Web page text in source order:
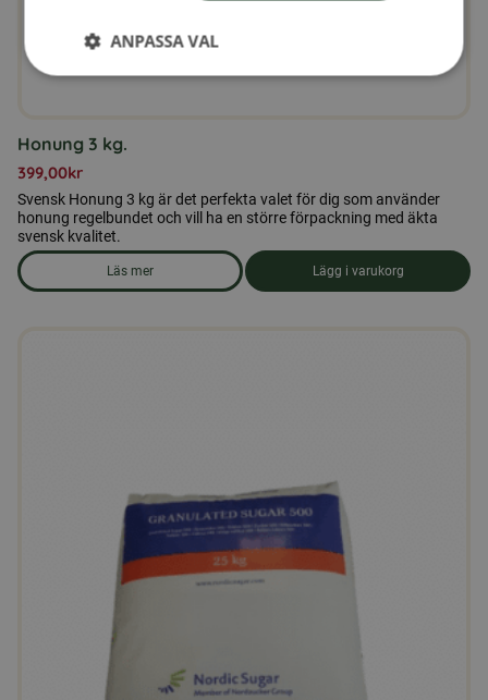
Honung 3 kg.
399,00kr
Svensk Honung 3 kg är det perfekta valet för dig som använder
honung regelbundet och vill ha en större förpackning med äkta
svensk kvalitet.
Läs mer
om produkten Honung 3 kg.
Lägg i varukorg
ANPASSA VAL